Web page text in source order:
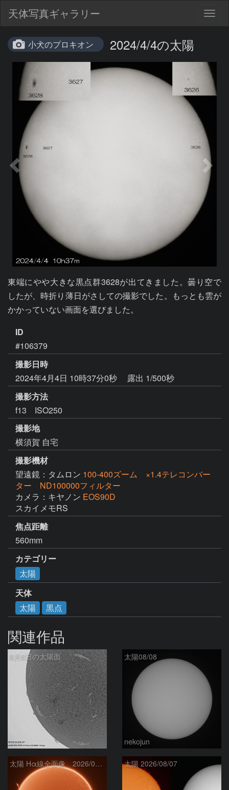
天体写真ギャラリー
小犬のプロキオン 2024/4/4の太陽
東端にやや大きな黒点群3628が出てきました。曇り空で
したが、時折り薄日がさしての撮影でした。もっとも雲が
かかっていない画面を選びました。
ID
#106379
撮影日時
2024年4月4日 10時37分0秒
露出 1/500秒
撮影方法
f13 ISO250
撮影地
横須賀 自宅
撮影機材
望遠鏡：タムロン 100-400ズーム ×1.4テレコンバー
ター ND100000フィルター
カメラ：キヤノン EOS90D
スカイメモRS
焦点距離
560mm
カテゴリー
太陽
天体
太陽
黒点
関連作品
8月8日の太陽面
ta-o
太陽08/08
nekojun
太陽 Hα線全面像 2026/08/08 太陽 2026/08/07